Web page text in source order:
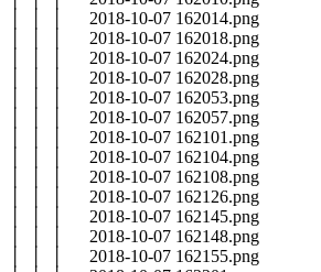
│ │ │ 2018-10-07 162014.png
│ │ │ 2018-10-07 162018.png
│ │ │ 2018-10-07 162024.png
│ │ │ 2018-10-07 162028.png
│ │ │ 2018-10-07 162053.png
│ │ │ 2018-10-07 162057.png
│ │ │ 2018-10-07 162101.png
│ │ │ 2018-10-07 162104.png
│ │ │ 2018-10-07 162108.png
│ │ │ 2018-10-07 162126.png
│ │ │ 2018-10-07 162145.png
│ │ │ 2018-10-07 162148.png
│ │ │ 2018-10-07 162155.png